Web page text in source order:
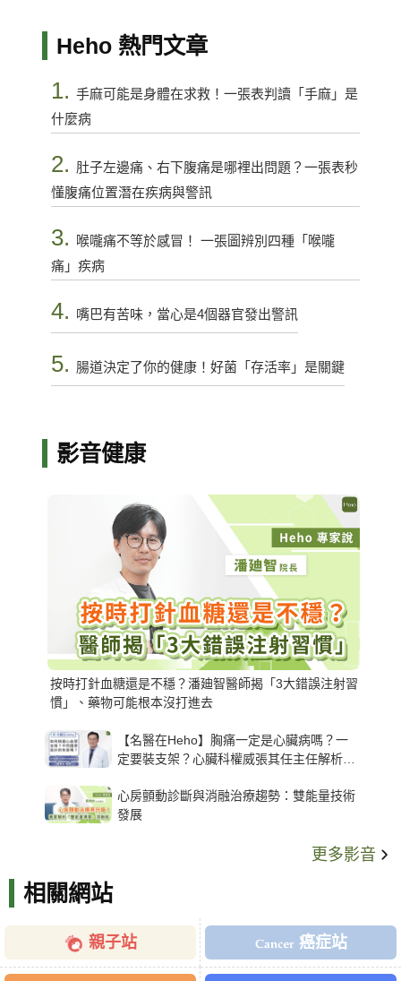
Heho 熱門文章
1. 手麻可能是身體在求救！一張表判讀「手麻」是
什麼病
2. 肚子左邊痛、右下腹痛是哪裡出問題？一張表秒
懂腹痛位置潛在疾病與警訊
3.
喉嚨痛不等於感冒！ 一張圖辨別四種「喉嚨
痛」疾病
4. 嘴巴有苦味，當心是4個器官發出警訊
5. 腸道決定了你的健康！好菌「存活率」是關鍵
影音健康
按時打針血糖還是不穩？潘廸智醫師揭「3大錯誤注射習
慣」、藥物可能根本沒打進去
【名醫在Heho】胸痛一定是心臟病嗎？一
定要裝支架？心臟科權威張其任主任解析支
心房顫動診斷與消融治療趨勢：雙能量技術
發展
更多影音
相關網站
親子站 癌症站